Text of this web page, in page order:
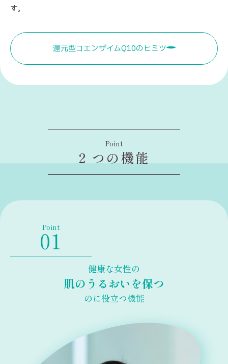
す。
還元型コエンザイムQ10のヒミツ
Point
2 つの機能
Point
健康な女性の
肌のうるおいを保つ
のに役立つ機能